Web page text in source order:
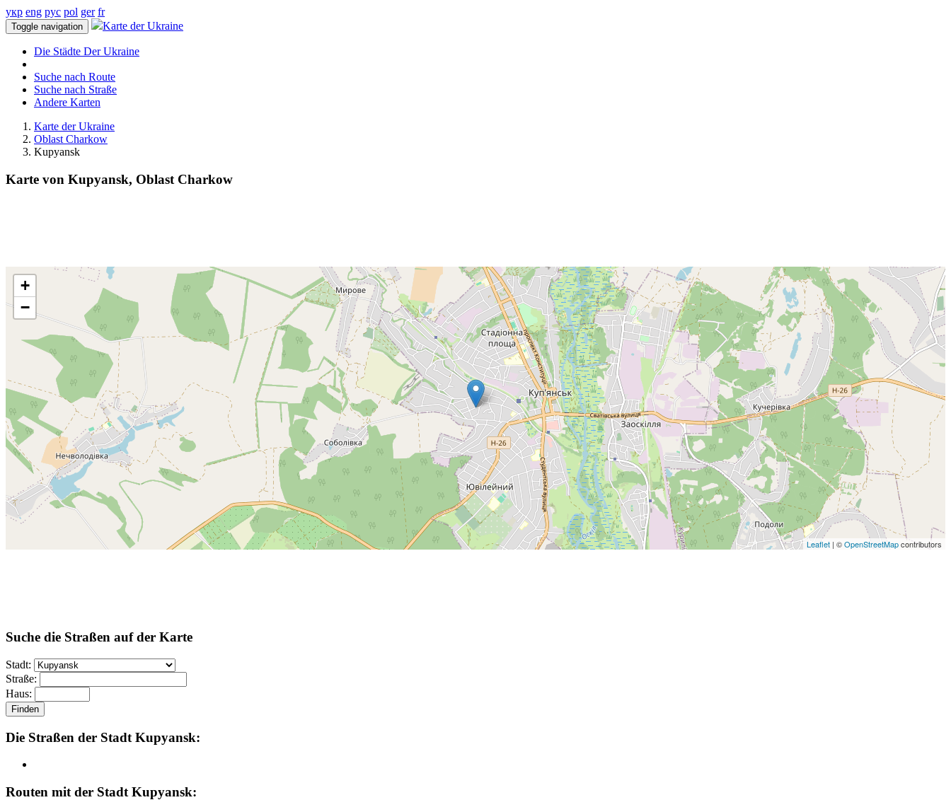
укр eng рус pol ger fr
Toggle navigation Karte der Ukraine
Die Städte Der Ukraine
Suche nach Route
Suche nach Straße
Andere Karten
Karte der Ukraine
Oblast Charkow
Kupyansk
Karte von Kupyansk, Oblast Charkow
+
−
Leaflet | ©OpenStreetMapcontributors
Suche die Straßen auf der Karte
Stadt:
Straße:
Haus:
Finden
Die Straßen der Stadt Kupyansk:
Routen mit der Stadt Kupyansk: